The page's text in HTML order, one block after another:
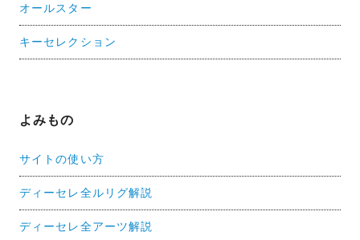
オールスター
キーセレクション
よみもの
サイトの使い方
ディーセレ全ルリグ解説
ディーセレ全アーツ解説